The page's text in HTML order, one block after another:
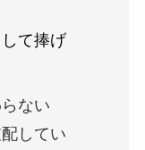
て捧げ
ない
してい